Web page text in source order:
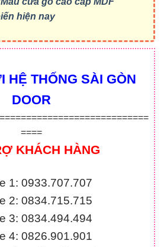
hiện nay
HỆ THỐNG SÀI GÒN
DOOR
====
KHÁCH HÀNG
1: 0933.707.707
2: 0834.715.715
3: 0834.494.494
4: 0826.901.901